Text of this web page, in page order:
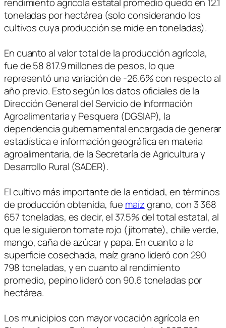
toneladas por hectárea (solo considerando los
cultivos cuya producción se mide en toneladas).
En cuanto al valor total de la producción agrícola,
fue de 58 817.9 millones de pesos, lo que
representó una variación de -26.6% con respecto al
año previo. Esto según los datos oficiales de la
Dirección General del Servicio de Información
Agroalimentaria y Pesquera (DGSIAP), la
dependencia gubernamental encargada de generar
estadística e información geográfica en materia
agroalimentaria, de la Secretaría de Agricultura y
Desarrollo Rural (SADER).
El cultivo más importante de la entidad, en términos
de producción obtenida, fue maízgrano, con 3 368
657 toneladas, es decir, el 37.5% del total estatal, al
que le siguieron tomate rojo (jitomate), chile verde,
mango, caña de azúcar y papa. En cuanto a la
superficie cosechada, maíz grano lideró con 290
798 toneladas, y en cuanto al rendimiento
promedio, pepino lideró con 90.6 toneladas por
hectárea.
Los municipios con mayor vocación agrícola en